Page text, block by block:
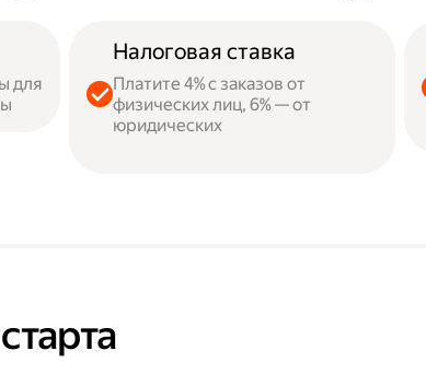
для
Налоговая ставка
Платите 4% с заказов от
физических лиц, 6% — от
юридических